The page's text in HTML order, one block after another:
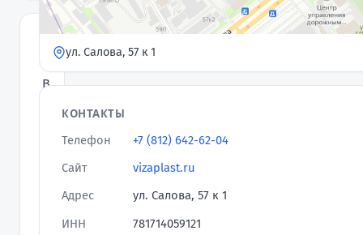
ПЛАСТИКОВЫЕ
ОКНА
В
ЛЕНИНГРАДСКОЙ
ПРОИЗВОДИТЕЛЯ
ул. Салова, 57 к 1
КОНТАКТЫ
Телефон
+7 (812) 642-62-04
Сайт
vizaplast.ru
Адрес
ул. Салова, 57 к 1
ИНН
781714059121